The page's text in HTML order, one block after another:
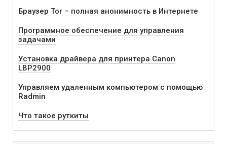
Браузер Tor – полная анонимность в Интернете
Программное обеспечение для управления
задачами
Установка драйвера для принтера Canon
LBP2900
Управляем удаленным компьютером с помощью
Radmin
Что такое руткиты